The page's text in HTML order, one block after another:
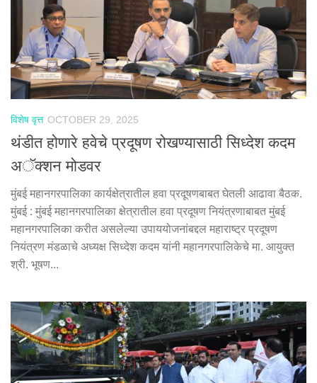
विशेष वृत्त OCTOBER 29, 2025
थंडीत होणारे हवेचे प्रदूषण रोखण्यासाठी सिध्देश कदम
अॅक्शन मोडवर
मुंबई महानगरपालिका कार्यक्षेत्रातील हवा प्रदूषणबाबत घेतली आढावा बैठक.
मुंबई : मुंबई महानगरपालिका क्षेत्रातील हवा प्रदूषण नियंत्रणाबाबत मुंबई
महानगरपालिका करीत असलेल्या उपाययोजनांबद्दल महाराष्ट्र प्रदूषण
नियंत्रण मंडळाचे अध्यक्ष सिध्देश कदम यांनी महानगरपालिकेचे मा. आयुक्त
श्री. भूषण...